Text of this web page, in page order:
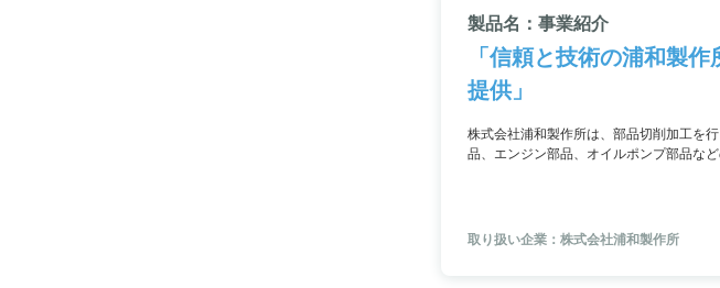
製品名：事業紹介
「信頼と技術の浦和製
提供」
株式会社浦和製作所は、部品切削加工を
品、エンジン部品、オイルポンプ部品な
精工様向けのリニアガイドベアリング
取り扱い企業：株式会社浦和製作所